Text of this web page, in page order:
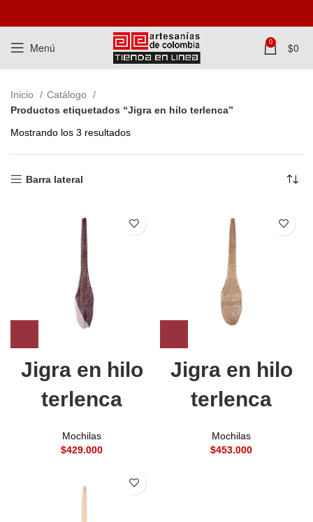
Menú 0 $0
Inicio
Catálogo
Productos etiquetados “Jigra en hilo terlenca”
Mostrando los 3 resultados
Barra lateral
Jigra en hilo
terlenca
Mochilas
$
Jigra en hilo
terlenca
Mochilas
$